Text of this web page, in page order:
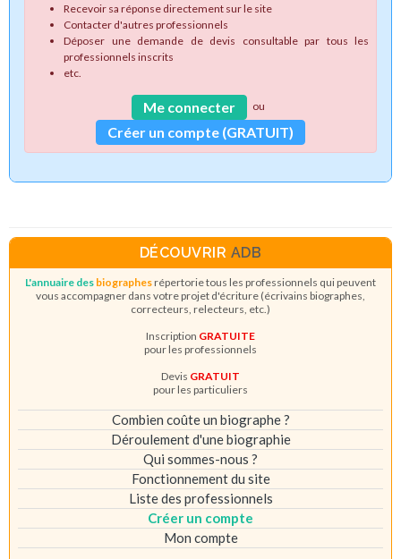
Recevoir sa réponse directement sur le site
Contacter d'autres professionnels
Déposer une demande de devis consultable par tous les
professionnels inscrits
etc.
Me connecter ou
Créer un compte (GRATUIT)
DÉCOUVRIR ADB
L'annuaire des biographesrépertorie tous les professionnels qui peuvent
vous accompagner dans votre projet d'écriture (écrivains biographes,
correcteurs, relecteurs, etc.)
Inscription GRATUITE
pour les professionnels
Devis GRATUIT
pour les particuliers
Combien coûte un biographe ?
Déroulement d'une biographie
Qui sommes-nous ?
Fonctionnement du site
Liste des professionnels
Créer un compte
Mon compte